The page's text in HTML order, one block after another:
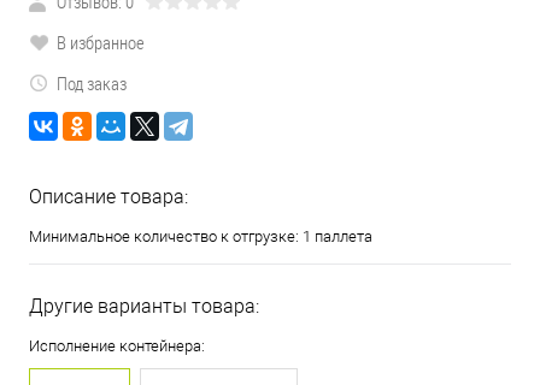
В избранное
Под заказ
Описание товара:
Минимальное количество к отгрузке: 1 паллета
Другие варианты товара:
Исполнение контейнера: